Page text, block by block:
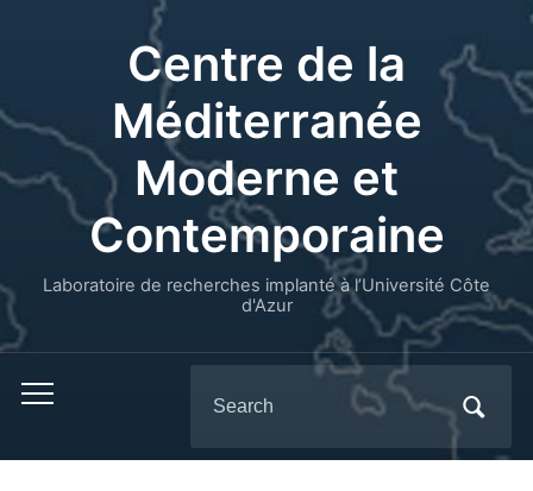
Centre de la
Méditerranée
Moderne et
Contemporaine
Laboratoire de recherches implanté à l’Université Côte
d'Azur
for: